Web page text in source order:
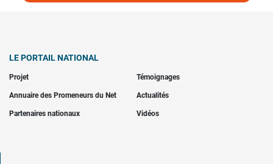
LE PORTAIL NATIONAL
Projet Témoignages
Annuaire des Promeneurs du Net Actualités
Partenaires nationaux Vidéos